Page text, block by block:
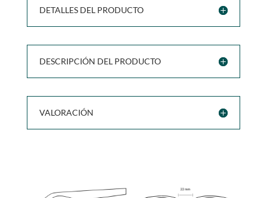
DETALLES DEL PRODUCTO
DESCRIPCIÓN DEL PRODUCTO
VALORACIÓN